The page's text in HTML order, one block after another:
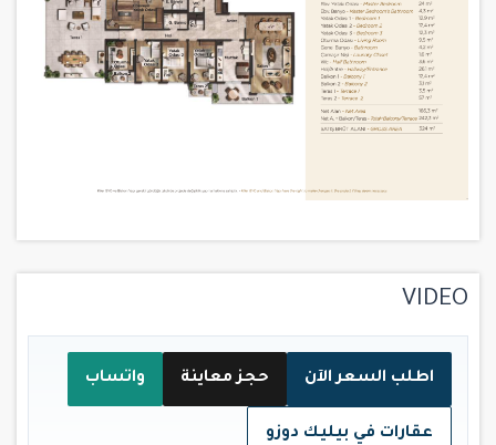
VIDEO
اطلب السعر الآن حجز معاينة واتساب
عقارات في بيليك دوزو